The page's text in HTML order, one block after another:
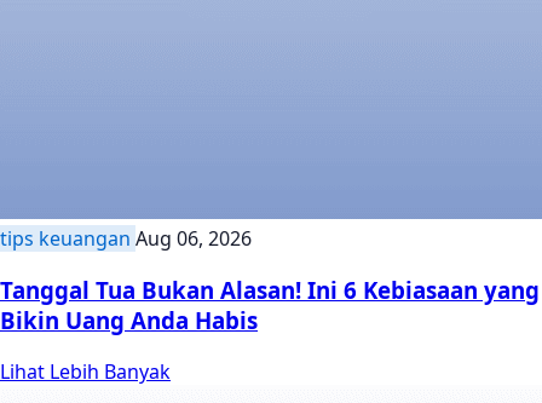
tips keuangan Aug 06, 2026
Tanggal Tua Bukan Alasan! Ini 6 Kebiasaan yang
Bikin Uang Anda Habis
Lihat Lebih Banyak